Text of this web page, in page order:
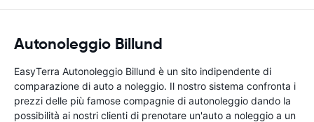
Autonoleggio Billund
EasyTerra Autonoleggio Billund è un sito indipendente di
comparazione di auto a noleggio. Il nostro sistema confronta i
prezzi delle più famose compagnie di autonoleggio dando la
possibilità ai nostri clienti di prenotare un'auto a noleggio a un